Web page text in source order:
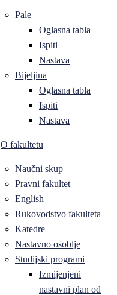
Pale
Oglasna tabla
Ispiti
Nastava
Bijeljina
Oglasna tabla
Ispiti
Nastava
O fakultetu
Naučni skup
Pravni fakultet
English
Rukovodstvo fakulteta
Katedre
Nastavno osoblje
Studijski programi
Izmijenjeni
nastavni plan od